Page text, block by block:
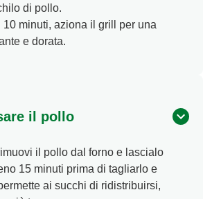
di pollo.
10 minuti, aziona il grill per una
e dorata.
il pollo
il pollo dal forno e lascialo
15 minuti prima di tagliarlo e
ai succhi di ridistribuirsi,